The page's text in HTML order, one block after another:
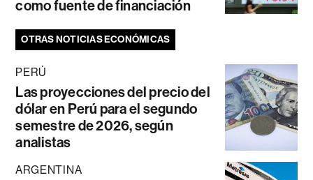
como fuente de financiación
OTRAS NOTICIAS ECONÓMICAS
PERÚ
Las proyecciones del precio del
dólar en Perú para el segundo
semestre de 2026, según
analistas
ARGENTINA